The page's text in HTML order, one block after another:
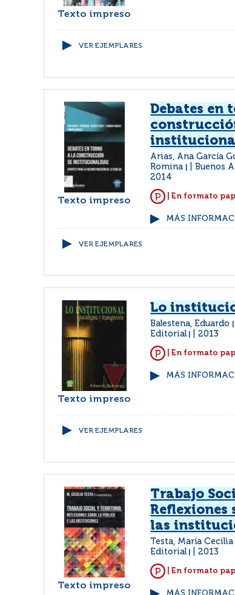
Texto impreso
VER EJEMPLARES
Texto impreso
Debates en
Arias, Ana García
Romina
Buenos
2014
| En formato
MÁS
VER EJEMPLARES
Texto impreso
Lo
Balestena, Eduardo
Editorial
2013
| En formato
MÁS
VER EJEMPLARES
Texto impreso
Trabajo
Reflexiones
las
Testa, María Cecilia
Editorial
2013
| En formato